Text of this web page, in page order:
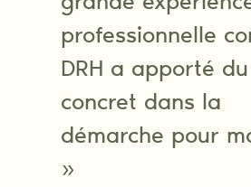
professionnelle
DRH a apporté du
concret dans la
démarche pour
»